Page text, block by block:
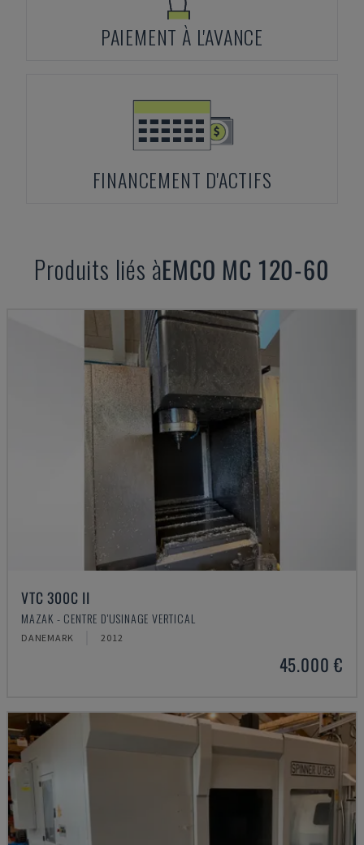
PAIEMENT À L'AVANCE
FINANCEMENT D'ACTIFS
Produits liés àEMCO MC 120-60
VTC 300C II
MAZAK - CENTRE D'USINAGE VERTICAL
DANEMARK 2012
45.000 €